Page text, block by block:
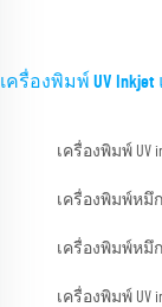
เครื่องพิมพ์ UV Inkjet
เครื่องพิมพ์ UV
เครื่องพิมพ์หมึก
เครื่องพิมพ์หมึ
เครื่องพิมพ์